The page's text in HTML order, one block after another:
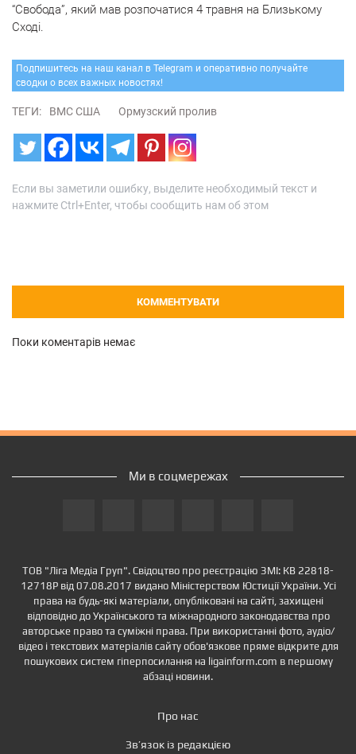
“Свобода”, який мав розпочатися 4 травня на Близькому
Сході.
Подпишитесь на наш канал в Telegram и оперативно получайте
сводки о всех важных новостях!
ТЕГИ: ВМС США Ормузский пролив
Если вы заметили ошибку, выделите необходимый текст и
нажмите Ctrl+Enter, чтобы сообщить нам об этом
КОММЕНТУВАТИ
Поки коментарів немає
ТОВ "Ліга Медіа Груп". Свідоцтво про реєстрацію ЗМІ: КВ 22818-
12718Р від 07.08.2017 видано Міністерством Юстиції України. Усі
права на будь-які матеріали, опубліковані на сайті, захищені
відповідно до Українського та міжнародного законодавства про
авторське право та суміжні права. При використанні фото, аудіо/
відео і текстових матеріалів сайту обов'язкове пряме відкрите для
пошукових систем гіперпосилання на ligainform.com в першому
абзаці новини.
Про нас
Зв’язок із редакцією
Ми в соцмережах